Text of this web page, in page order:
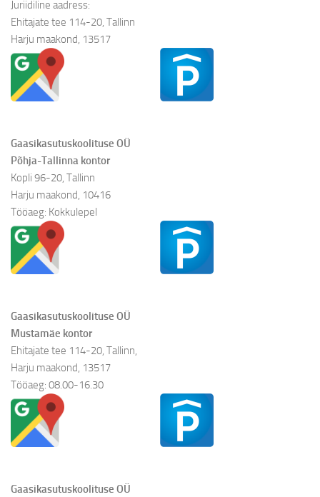
Juriidiline aadress:
Ehitajate tee 114-20, Tallinn
Harju maakond, 13517
Gaasikasutuskoolituse OÜ
Põhja-Tallinna kontor
Kopli 96-20, Tallinn
Harju maakond, 10416
Tööaeg: Kokkulepel
Gaasikasutuskoolituse OÜ
Mustamäe kontor
Ehitajate tee 114-20, Tallinn,
Harju maakond, 13517
Tööaeg: 08.00-16.30
Gaasikasutuskoolituse OÜ